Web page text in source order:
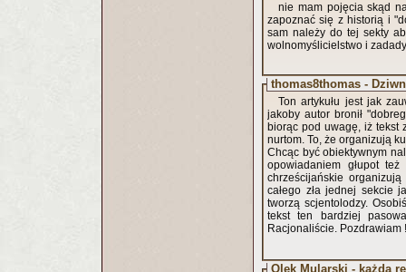
nie mam pojęcia skąd
zapoznać się z historią i
sam należy do tej sekty
wolnomyślicielstwo i
thomas8thomas -
Ton artykułu jest jak
jakoby autor bronił
biorąc pod uwagę, iż tekst
nurtom. To, że organizują
Chcąc być obiektywnym
opowiadaniem głupot
chrześcijańskie
całego zła jednej sekcie
tworzą scjentolodzy.
tekst ten bardziej
Racjonaliście. Pozdrawiam !
Olek Mularski - każda